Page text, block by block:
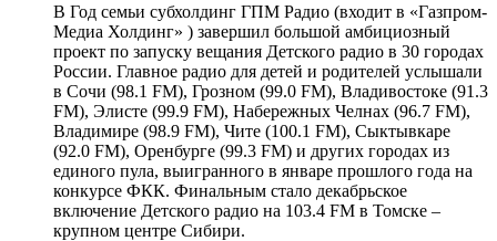
В Год семьи субхолдинг ГПМ Радио (входит в «Газпром-
Медиа Холдинг» ) завершил большой амбициозный
проект по запуску вещания Детского радио в 30 городах
России. Главное радио для детей и родителей услышали
в Сочи (98.1 FM), Грозном (99.0 FM), Владивостоке (91.3
FM), Элисте (99.9 FM), Набережных Челнах (96.7 FM),
Владимире (98.9 FM), Чите (100.1 FM), Сыктывкаре
(92.0 FM), Оренбурге (99.3 FM) и других городах из
единого пула, выигранного в январе прошлого года на
конкурсе ФКК. Финальным стало декабрьское
включение Детского радио на 103.4 FM в Томске –
крупном центре Сибири.